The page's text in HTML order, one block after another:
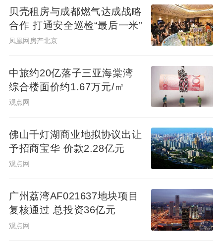
贝壳租房与成都燃气达成战略
合作 打通安全巡检“最后一米”
凤凰网房产北京
中旅约20亿落子三亚海棠湾
综合楼面价约1.67万元/㎡
观点网
佛山千灯湖商业地拟协议出让
予招商宝华 价款2.28亿元
观点网
广州荔湾AF021637地块项目
复核通过 总投资36亿元
观点网